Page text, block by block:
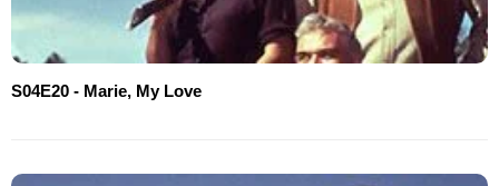
S04E20 - Marie, My Love